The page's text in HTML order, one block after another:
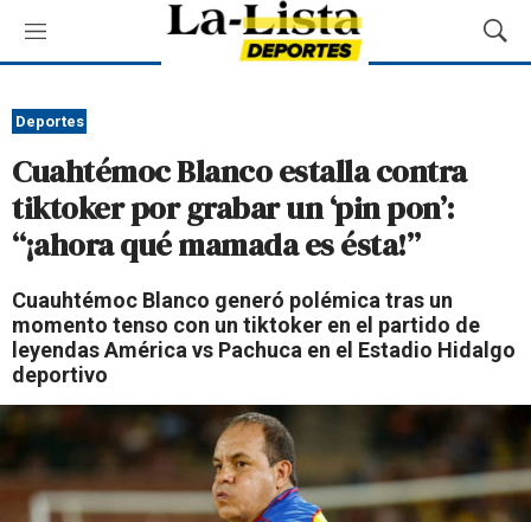
M
e
ú
M
o
e
d
Deportes
Cuahtémoc Blanco estalla contra
tiktoker por grabar un ‘pin pon’:
“¡ahora qué mamada es ésta!”
Cuauhtémoc Blanco generó polémica tras un
momento tenso con un tiktoker en el partido de
leyendas América vs Pachuca en el Estadio Hidalgo
deportivo